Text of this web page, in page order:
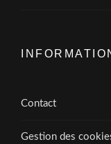
Contact
Gestion des